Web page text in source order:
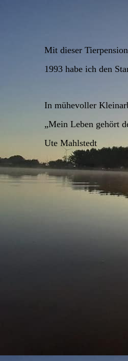
Mit dieser
1993 habe ich den
In mühevoller
„Mein Leben gehört
Ute Mahlstedt